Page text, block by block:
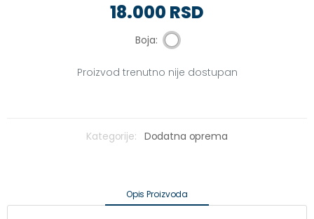
18.000 RSD
Boja:
Proizvod trenutno nije dostupan
Kategorije: Dodatna oprema
Opis Proizvoda